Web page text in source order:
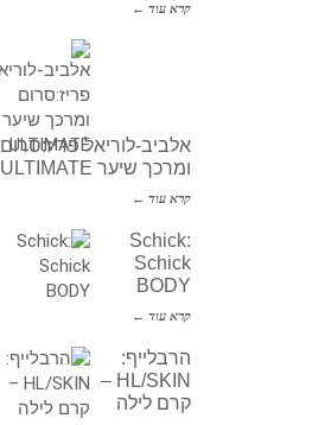
קרא עוד ←
אלביב-לוריאל פריז:סרום
ומרכך שיער ULTIMATE
קרא עוד ←
Schick:
Schick
BODY
קרא עוד ←
הרבלייף:
HL/SKIN –
קרם לילה